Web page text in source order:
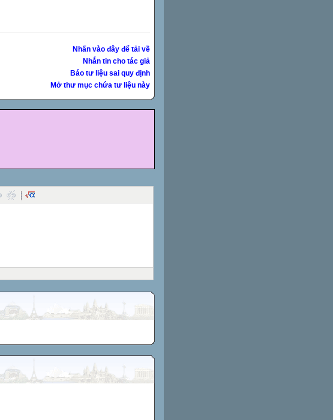
Nhấn vào đây để tải về
Nhắn tin cho tác giả
Báo tư liệu sai quy định
Mở thư mục chứa tư liệu này